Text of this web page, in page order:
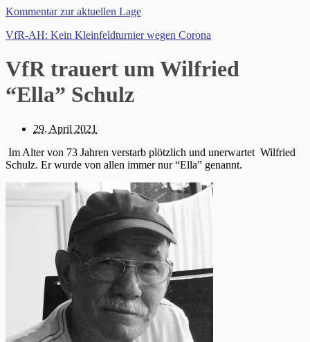
Kommentar zur aktuellen Lage
VfR-AH: Kein Kleinfeldturnier wegen Corona
VfR trauert um Wilfried
“Ella” Schulz
29. April 2021
Im Alter von 73 Jahren verstarb plötzlich und unerwartet Wilfried
Schulz. Er wurde von allen immer nur “Ella” genannt.